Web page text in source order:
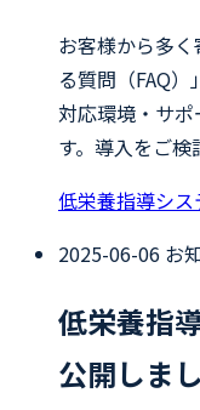
お客様から多
る質問（FAQ
対応環境・サ
す。導入をご検
低栄養指導シ
2025-06-06 お
低栄養指
公開しま